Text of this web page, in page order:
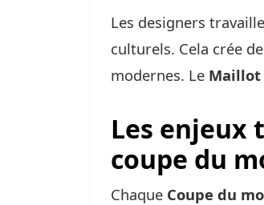
Les designers
culturels. Cela crée
modernes. Le Maillot
Les enjeux
coupe du
Chaque Coupe du